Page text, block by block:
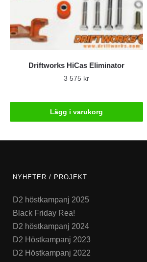
Driftworks HiCas Eliminator
3 575 kr
Lägg i varukorg
NYHETER / PROJEKT
D2 höstkampanj 2025
Black Friday Rea!
D2 höstkampanj 2024
D2 Höstkampanj 2023
D2 Höstkampanj 2022